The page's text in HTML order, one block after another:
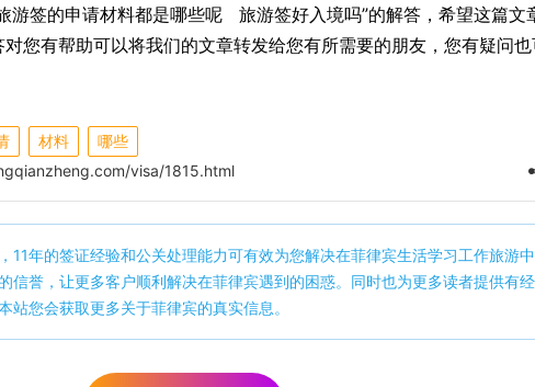
游签的申请材料都是哪些呢 旅游签好入境吗”的解答，希望这篇文
您有帮助可以将我们的文章转发给您有所需要的朋友，您有疑问
材料
哪些
visa/1815.html
11年的签证经验和公关处理能力可有效为您解决在菲律宾生活学习工作旅游
信誉，让更多客户顺利解决在菲律宾遇到的困惑。同时也为更多读者提供有
站您会获取更多关于菲律宾的真实信息。